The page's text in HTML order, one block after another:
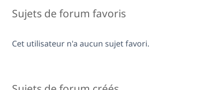
Sujets de forum favoris
Cet utilisateur n'a aucun sujet favori.